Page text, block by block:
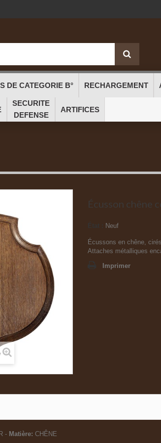
DE CATEGORIE B° RECHARGEMENT
SECURITE
DEFENSE
ARTIFICES
Écusson chêne
Neuf
Écussons en chêne,
Attaches métalliques
Imprimer
- Matière: CHÊNE